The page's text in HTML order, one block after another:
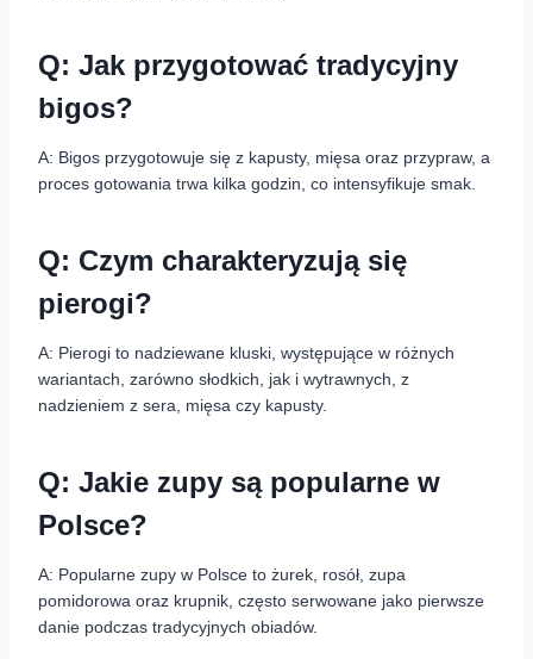
Q: Jak przygotować tradycyjny
bigos?
A: Bigos przygotowuje się z kapusty, mięsa oraz przypraw, a
proces gotowania trwa kilka godzin, co intensyfikuje smak.
Q: Czym charakteryzują się
pierogi?
A: Pierogi to nadziewane kluski, występujące w różnych
wariantach, zarówno słodkich, jak i wytrawnych, z
nadzieniem z sera, mięsa czy kapusty.
Q: Jakie zupy są popularne w
Polsce?
A: Popularne zupy w Polsce to żurek, rosół, zupa
pomidorowa oraz krupnik, często serwowane jako pierwsze
danie podczas tradycyjnych obiadów.